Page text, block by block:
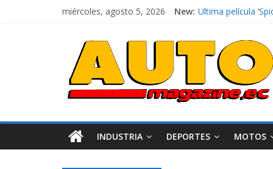
miércoles, agosto 5, 2026 New: El costo de tener
¿Qué puede
La Vuelta al
La FEDAK recibe
INDUSTRIA DEPORTES MOTOS